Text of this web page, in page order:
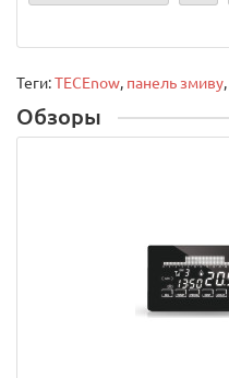
Теги:TECEnow, панель змиву,
Обзоры